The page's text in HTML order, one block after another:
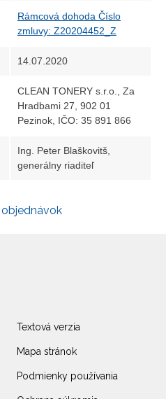
Rámcová dohoda Číslo
zmluvy: Z20204452_Z
14.07.2020
CLEAN TONERY s.r.o., Za
Hradbami 27, 902 01
Pezinok, IČO: 35 891 866
Ing. Peter Blaškovitš,
generálny riaditeľ
Textová verzia
Mapa stránok
Podmienky používania